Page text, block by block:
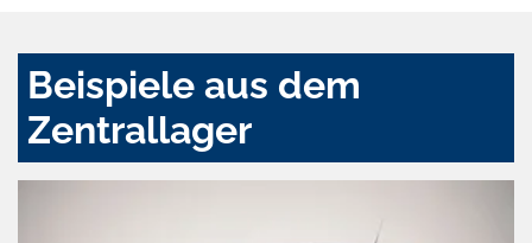
Beispiele aus dem
Zentrallager